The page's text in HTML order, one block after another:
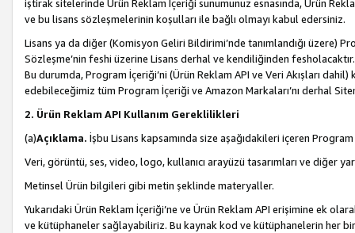
iştirak sitelerinde Ürün Reklam İçeriği sunumunuz esnasında, Ürün
ve bu lisans sözleşmelerinin koşulları ile bağlı olmayı kabul edersiniz.
Lisans ya da diğer (Komisyon Geliri Bildirimi’nde tanımlandığı üzere)
Sözleşme’nin feshi üzerine Lisans derhal ve kendiliğinden
Bu durumda, Program İçeriği’ni (Ürün Reklam API ve Veri Akışları
edebileceğimiz tüm Program İçeriği ve Amazon Markaları’nı derhal
2. Ürün Reklam API Kullanım Gereklilikleri
(a)Açıklama. İşbu Lisans kapsamında size aşağıdakileri içeren
Veri, görüntü, ses, video, logo, kullanıcı arayüzü tasarımları ve diğer
Metinsel Ürün bilgileri gibi metin şeklinde materyaller.
Yukarıdaki Ürün Reklam İçeriği’ne ve Ürün Reklam API erişimine ek
ve kütüphaneler sağlayabiliriz. Bu kaynak kod ve kütüphanelerin her